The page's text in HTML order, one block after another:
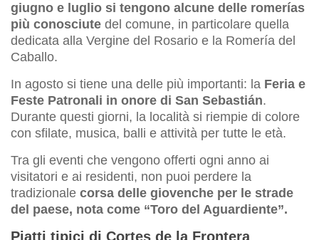
giugno e luglio si tengono alcune delle romerías
più conosciute del comune, in particolare quella
dedicata alla Vergine del Rosario e la Romería del
Caballo.
In agosto si tiene una delle più importanti: la Feria e
Feste Patronali in onore di San Sebastián.
Durante questi giorni, la località si riempie di colore
con sfilate, musica, balli e attività per tutte le età.
Tra gli eventi che vengono offerti ogni anno ai
visitatori e ai residenti, non puoi perdere la
tradizionale corsa delle giovenche per le strade
del paese, nota come “Toro del Aguardiente”.
Piatti tipici di Cortes de la Frontera